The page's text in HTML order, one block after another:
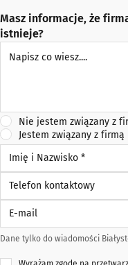
Masz informacje, że
istnieje?
Nie jestem związany z
Jestem związany z firmą
Imię i Nazwisko *
Telefon kontaktowy
Dane tylko do wiadomości